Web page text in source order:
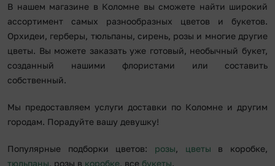
В нашем магазине в Коломне вы сможете найти широкий
ассортимент самых разнообразных цветов и букетов.
Орхидеи, герберы, тюльпаны, сирень, розы и многие другие
цветы. Вы можете заказать уже готовый, необычный букет,
созданный нашими флористами или составить
собственный.
Мы предоставляем услуги доставки по Коломне и другим
городам. Порадуйте вашу девушку!
Популярные подборки цветов: розы, цветы в коробке,
тюльпаны, розы в коробке, все букеты.